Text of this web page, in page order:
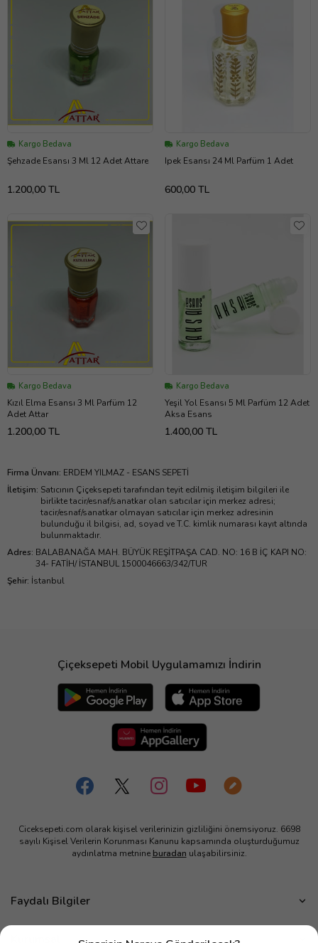
Kargo Bedava
Şehzade Esansı 3 Ml 12 Adet Attare
1.200,00 TL
Kargo Bedava
Ipek Esansı 24 Ml Parfüm 1 Adet
600,00 TL
Kargo Bedava
Kızıl Elma Esansı 3 Ml Parfüm 12
Adet Attar
1.200,00 TL
Kargo Bedava
Yeşil Yol Esansı 5 Ml Parfüm 12 Adet
Aksa Esans
1.400,00 TL
Firma Ünvanı: ERDEM YILMAZ - ESANS SEPETİ
İletişim: Satıcının Çiçeksepeti tarafından teyit edilmiş iletişim bilgileri ile
birlikte tacir/esnaf/sanatkar olan satıcılar için merkez adresi;
tacir/esnaf/sanatkar olmayan satıcılar için merkez adresinin
bulunduğu il bilgisi, ad, soyad ve T.C. kimlik numarası kayıt altında
bulunmaktadır.
Adres: BALABANAĞA MAH. BÜYÜK REŞİTPAŞA CAD. NO: 16 B İÇ KAPI NO:
34- FATİH/ İSTANBUL 1500046663/342/TUR
Şehir: İstanbul
Çiçeksepeti Mobil Uygulamamızı İndirin
Ciceksepeti.com olarak kişisel verilerinizin gizliliğini önemsiyoruz. 6698
sayılı Kişisel Verilerin Korunması Kanunu kapsamında oluşturduğumuz
aydınlatma metnine buradan ulaşabilirsiniz.
Faydalı Bilgiler
Çiçek Bakımı